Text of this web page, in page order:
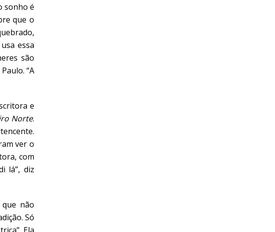
sonho é
que o
essa
são
“A
e
Norte.
ver o
com
lá”, diz
não
Só
Ela